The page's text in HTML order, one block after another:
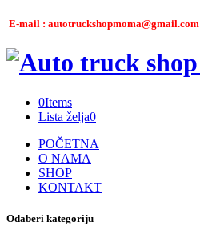
E-mail : autotruckshopmoma@gmail.com
0Items
Lista želja0
POČETNA
O NAMA
SHOP
KONTAKT
Odaberi kategoriju